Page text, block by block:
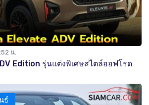
น.
Edition รุ่นแต่งพิเศษสไตล์ออฟโรด
ธ์